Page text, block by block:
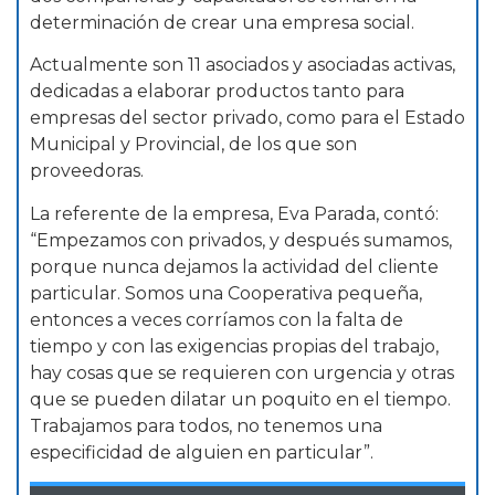
determinación de crear una empresa social.
Actualmente son 11 asociados y asociadas activas,
dedicadas a elaborar productos tanto para
empresas del sector privado, como para el Estado
Municipal y Provincial, de los que son
proveedoras.
La referente de la empresa, Eva Parada, contó:
“Empezamos con privados, y después sumamos,
porque nunca dejamos la actividad del cliente
particular. Somos una Cooperativa pequeña,
entonces a veces corríamos con la falta de
tiempo y con las exigencias propias del trabajo,
hay cosas que se requieren con urgencia y otras
que se pueden dilatar un poquito en el tiempo.
Trabajamos para todos, no tenemos una
especificidad de alguien en particular”.